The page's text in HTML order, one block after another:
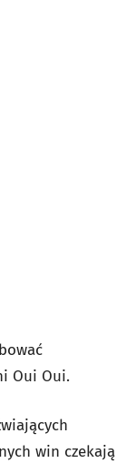
Oui Oui.
win czekają